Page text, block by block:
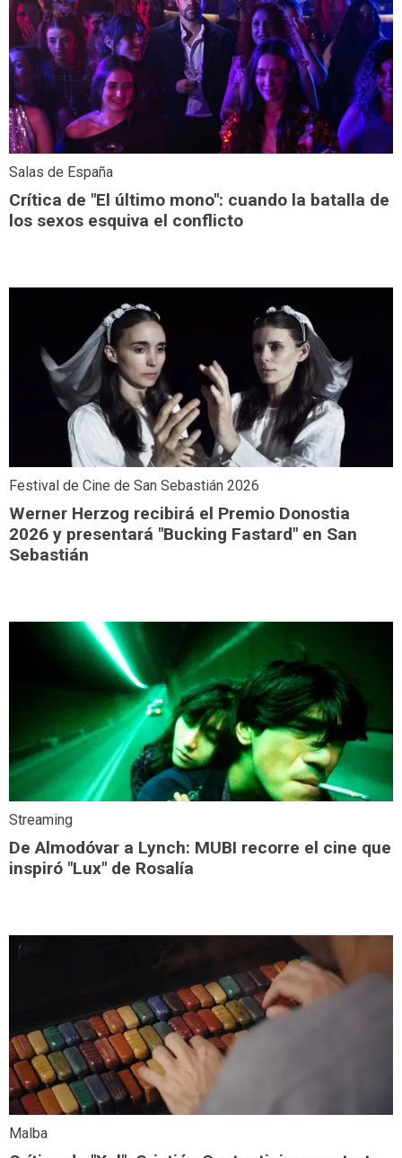
Salas de España
Crítica de "El último mono": cuando la batalla de
los sexos esquiva el conflicto
Festival de Cine de San Sebastián 2026
Werner Herzog recibirá el Premio Donostia
2026 y presentará "Bucking Fastard" en San
Sebastián
Streaming
De Almodóvar a Lynch: MUBI recorre el cine que
inspiró "Lux" de Rosalía
Malba